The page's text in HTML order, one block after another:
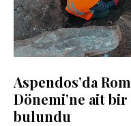
Aspendos’da
Dönemi’ne ait
bulundu